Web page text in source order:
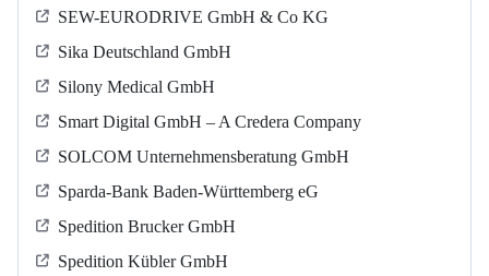
SEW-EURODRIVE GmbH & Co KG
Sika Deutschland GmbH
Silony Medical GmbH
Smart Digital GmbH – A Credera Company
SOLCOM Unternehmensberatung GmbH
Sparda-Bank Baden-Württemberg eG
Spedition Brucker GmbH
Spedition Kübler GmbH